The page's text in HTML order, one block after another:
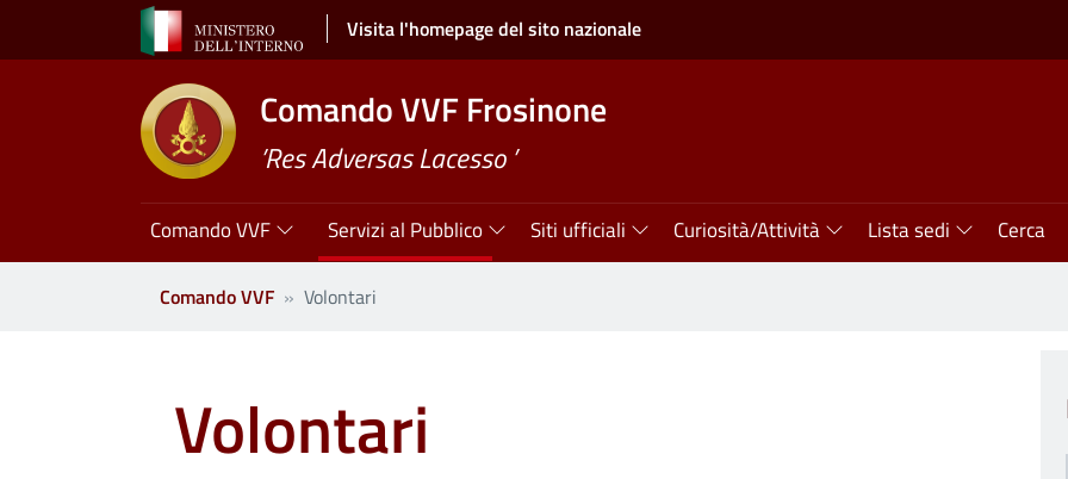
Salta al contenuto principale Visita l'homepage del sito nazionale
Comando VVF Frosinone
’Res Adversas Lacesso ’
Navigazione principale
Comando VVF Servizi al Pubblico Siti ufficiali Curiosità/Attività Lista sedi Cerca
Comando VVF Volontari
Volontari